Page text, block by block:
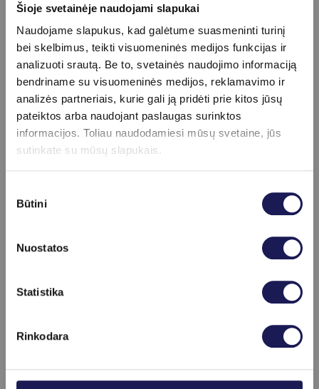
Šioje svetainėje naudojami slapukai
Naudojame slapukus, kad galėtume suasmeninti turinį
bei skelbimus, teikti visuomeninės medijos funkcijas ir
analizuoti srautą. Be to, svetainės naudojimo informaciją
bendriname su visuomeninės medijos, reklamavimo ir
analizės partneriais, kurie gali ją pridėti prie kitos jūsų
pateiktos arba naudojant paslaugas surinktos
informacijos. Toliau naudodamiesi mūsų svetaine, jūs
sutinkate su mūsų slapukais.
pasirinkimas
Būtini
Nuostatos
Statistika
Rinkodara
todėl interpretacija visada priklauso nuo bendros
klinikinės situacijos.
Padidėjęs 17-OH
progesteronas
Padidėjusi vertė dažniausiai rodo:
įgimtą antinksčių hiperplaziją,
fermento trūkumą hormonų gamybos
Galimi simptomai:
padidėjęs plaukuotumas,
nevaisingumas.
Kartais padidėjimas gali būti susijęs ir su kitomis
nėštumu,